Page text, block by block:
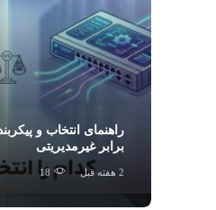
راهنمای انتخاب و
برابر غیرمدیریتی
2 هفته قبل 18